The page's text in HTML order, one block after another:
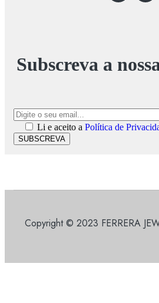
Subscreva a
Li e aceito a Política de
SUBSCREVA
Copyright © 2023 FERRERA